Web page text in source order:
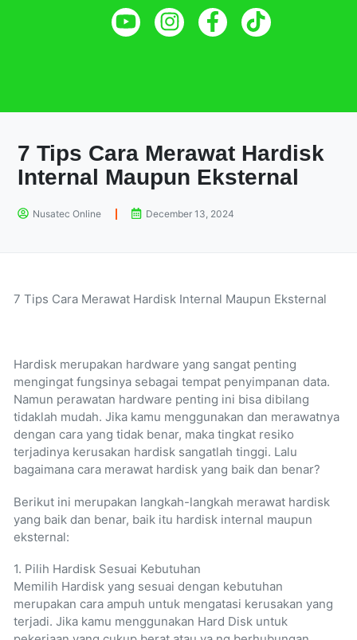
7 Tips Cara Merawat Hardisk
Internal Maupun Eksternal
Nusatec Online December 13, 2024
7 Tips Cara Merawat Hardisk Internal Maupun Eksternal
Hardisk merupakan hardware yang sangat penting
mengingat fungsinya sebagai tempat penyimpanan data.
Namun perawatan hardware penting ini bisa dibilang
tidaklah mudah. Jika kamu menggunakan dan merawatnya
dengan cara yang tidak benar, maka tingkat resiko
terjadinya kerusakan hardisk sangatlah tinggi. Lalu
bagaimana cara merawat hardisk yang baik dan benar?
Berikut ini merupakan langkah-langkah merawat hardisk
yang baik dan benar, baik itu hardisk internal maupun
eksternal:
1. Pilih Hardisk Sesuai Kebutuhan
Memilih Hardisk yang sesuai dengan kebutuhan
merupakan cara ampuh untuk mengatasi kerusakan yang
terjadi. Jika kamu menggunakan Hard Disk untuk